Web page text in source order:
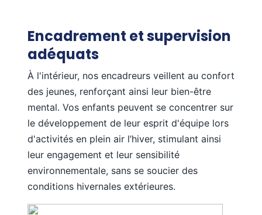
Encadrement et supervision
adéquats
À l'intérieur, nos encadreurs veillent au confort
des jeunes, renforçant ainsi leur bien-être
mental. Vos enfants peuvent se concentrer sur
le développement de leur esprit d'équipe lors
d'activités en plein air l’hiver, stimulant ainsi
leur engagement et leur sensibilité
environnementale, sans se soucier des
conditions hivernales extérieures.